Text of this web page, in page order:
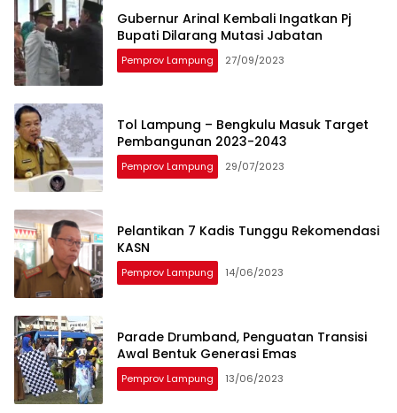
Gubernur Arinal Kembali Ingatkan Pj
Bupati Dilarang Mutasi Jabatan
Pemprov Lampung 27/09/2023
Tol Lampung – Bengkulu Masuk Target
Pembangunan 2023-2043
Pemprov Lampung 29/07/2023
Pelantikan 7 Kadis Tunggu Rekomendasi
KASN
Pemprov Lampung 14/06/2023
Parade Drumband, Penguatan Transisi
Awal Bentuk Generasi Emas
Pemprov Lampung 13/06/2023